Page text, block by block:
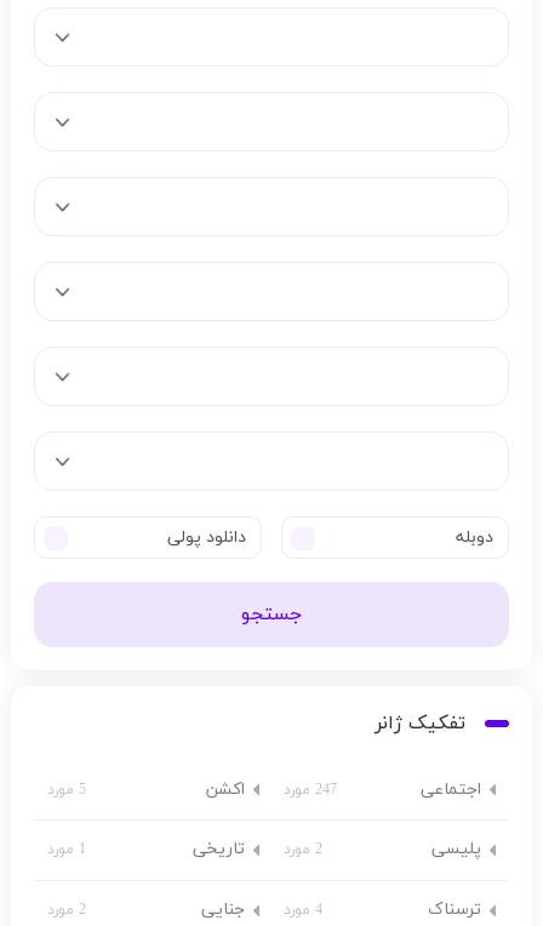
دوبله دانلود پولی
جستجو
تفکیک ژانر
اجتماعی 247 مورد اکشن 5 مورد
پلیسی 2 مورد تاریخی 1 مورد
ترسناک 4 مورد جنایی 2 مورد